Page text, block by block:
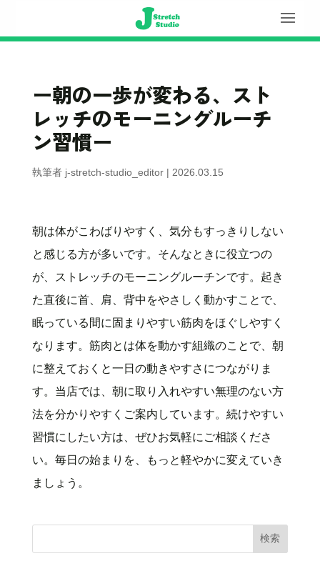
ー朝の一歩が変わる、スト
レッチのモーニングルーチ
ン習慣ー
執筆者 j-stretch-studio_editor| 2026.03.15
朝は体がこわばりやすく、気分もすっきりしない
と感じる方が多いです。そんなときに役立つの
が、ストレッチのモーニングルーチンです。起き
た直後に首、肩、背中をやさしく動かすことで、
眠っている間に固まりやすい筋肉をほぐしやすく
なります。筋肉とは体を動かす組織のことで、朝
に整えておくと一日の動きやすさにつながりま
す。当店では、朝に取り入れやすい無理のない方
法を分かりやすくご案内しています。続けやすい
習慣にしたい方は、ぜひお気軽にご相談くださ
い。毎日の始まりを、もっと軽やかに変えていき
ましょう。
検索